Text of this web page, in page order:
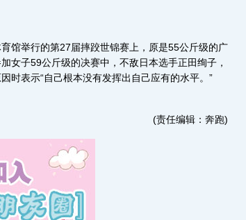
举行的第27届摔跤世锦赛上，原是55公斤级的广
女子59公斤级的决赛中，不敌日本选手正田绚子，
时表示“自己根本没有发挥出自己应有的水平。”
(责任编辑：奔跑)